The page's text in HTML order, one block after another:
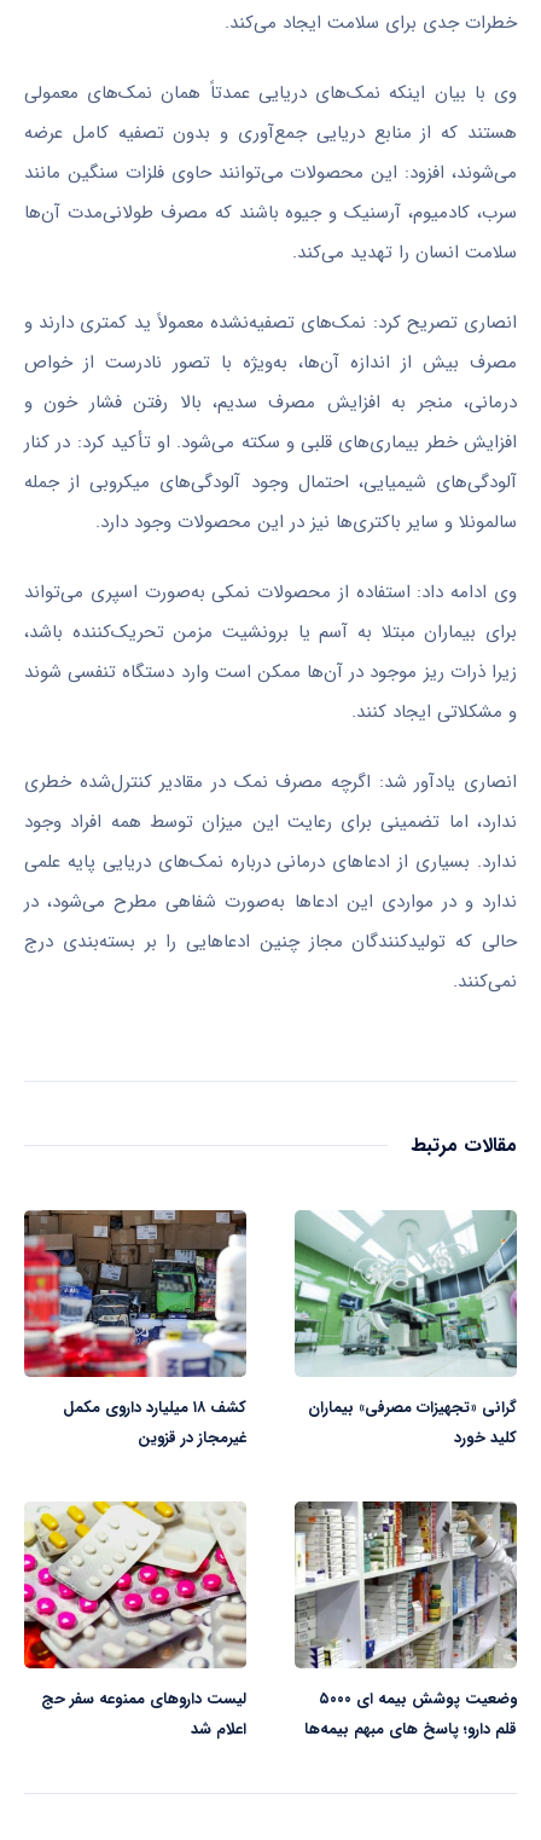
خطرات جدی برای سلامت ایجاد می‌کند.
وی با بیان اینکه نمک‌های دریایی عمدتاً همان نمک‌های معمولی
هستند که از منابع دریایی جمع‌آوری و بدون تصفیه کامل عرضه
می‌شوند، افزود: این محصولات می‌توانند حاوی فلزات سنگین مانند
سرب، کادمیوم، آرسنیک و جیوه باشند که مصرف طولانی‌مدت آن‌ها
سلامت انسان را تهدید می‌کند.
انصاری تصریح کرد: نمک‌های تصفیه‌نشده معمولاً ید کمتری دارند و
مصرف بیش از اندازه آن‌ها، به‌ویژه با تصور نادرست از خواص
درمانی، منجر به افزایش مصرف سدیم، بالا رفتن فشار خون و
افزایش خطر بیماری‌های قلبی و سکته می‌شود. او تأکید کرد: در کنار
آلودگی‌های شیمیایی، احتمال وجود آلودگی‌های میکروبی از جمله
سالمونلا و سایر باکتری‌ها نیز در این محصولات وجود دارد.
وی ادامه داد: استفاده از محصولات نمکی به‌صورت اسپری می‌تواند
برای بیماران مبتلا به آسم یا برونشیت مزمن تحریک‌کننده باشد،
زیرا ذرات ریز موجود در آن‌ها ممکن است وارد دستگاه تنفسی شوند
و مشکلاتی ایجاد کنند.
انصاری یادآور شد: اگرچه مصرف نمک در مقادیر کنترل‌شده خطری
ندارد، اما تضمینی برای رعایت این میزان توسط همه افراد وجود
ندارد. بسیاری از ادعاهای درمانی درباره نمک‌های دریایی پایه علمی
ندارد و در مواردی این ادعاها به‌صورت شفاهی مطرح می‌شود، در
حالی که تولیدکنندگان مجاز چنین ادعاهایی را بر بسته‌بندی درج
نمی‌کنند.
مقالات مرتبط
گرانی «تجهیزات مصرفی» بیماران
کلید خورد
کشف ۱۸ میلیارد داروی مکمل
غیرمجاز در قزوین
وضعیت پوشش بیمه ای ۵۰۰۰
قلم دارو؛ پاسخ های مبهم بیمه‌ها
لیست داروهای ممنوعه سفر حج
اعلام شد